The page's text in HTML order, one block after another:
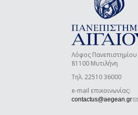
Λόφος Πανεπιστημίου
81100 Μυτιλήνη
Τηλ. 22510 36000
e-mail επικοινωνίας:
contactus@aegean.gr